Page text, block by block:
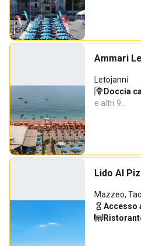
Ammari
Letojanni
Doccia
e altri 9…
Lido Al
Mazzeo,
Accesso